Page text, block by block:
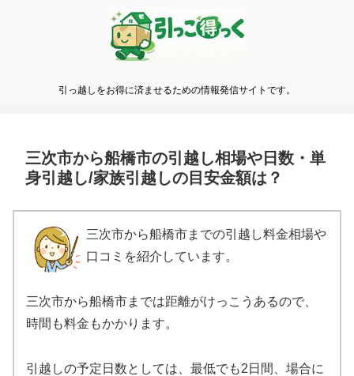
引っ越しをお得に済ませるための情報発信サイトです。
三次市から船橋市の引越し相場や日数・単
身引越し/家族引越しの目安金額は？
三次市から船橋市までの引越し料金相場や
口コミを紹介しています。
三次市から船橋市までは距離がけっこうあるので、
時間も料金もかかります。
引越しの予定日数としては、最低でも2日間、場合に